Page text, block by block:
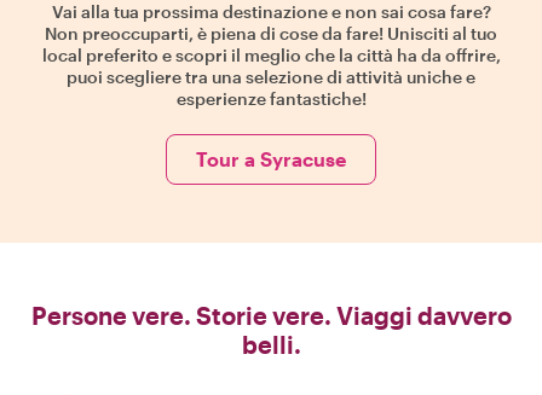
Vai alla tua prossima destinazione e non sai cosa fare?
Non preoccuparti, è piena di cose da fare! Unisciti al tuo
local preferito e scopri il meglio che la città ha da offrire,
puoi scegliere tra una selezione di attività uniche e
esperienze fantastiche!
Tour a Syracuse
Persone vere. Storie vere. Viaggi davvero
belli.